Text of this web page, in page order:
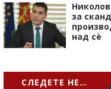
за
над сѐ
СЛЕДЕТЕ НЕ…